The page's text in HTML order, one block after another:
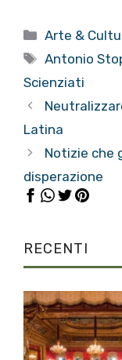
Categorie
Arte &
Tag
Antonio
Scienziati
Latina
Notizie che
disperazione
RECENTI